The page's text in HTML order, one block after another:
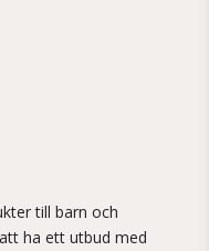
till barn och
ha ett utbud med